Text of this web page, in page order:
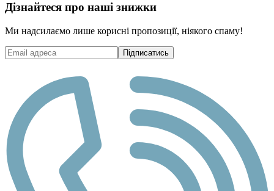
Дізнайтеся про наші знижки
Ми надсилаємо лише корисні пропозиції, ніякого спаму!
Підписатись